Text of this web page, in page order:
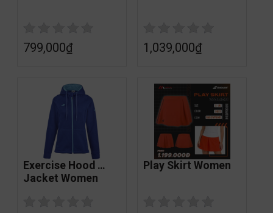
799,000₫ 1,039,000₫
Exercise Hood
Jacket Women
Play Skirt Women